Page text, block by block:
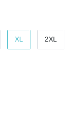
XL 2XL